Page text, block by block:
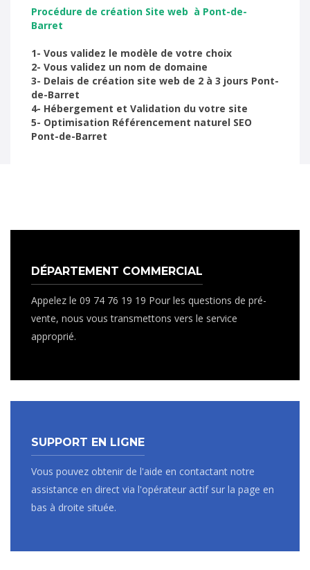
Procédure de création Site web à Pont-de-
Barret
1- Vous validez le modèle de votre choix
2- Vous validez un nom de domaine
3- Delais de création site web de 2 à 3 jours Pont-
de-Barret
4- Hébergement et Validation du votre site
5- Optimisation Référencement naturel SEO
Pont-de-Barret
DÉPARTEMENT COMMERCIAL
Appelez le 09 74 76 19 19 Pour les questions de pré-
vente, nous vous transmettons vers le service
approprié.
SUPPORT EN LIGNE
Vous pouvez obtenir de l'aide en contactant notre
assistance en direct via l'opérateur actif sur la page en
bas à droite située.